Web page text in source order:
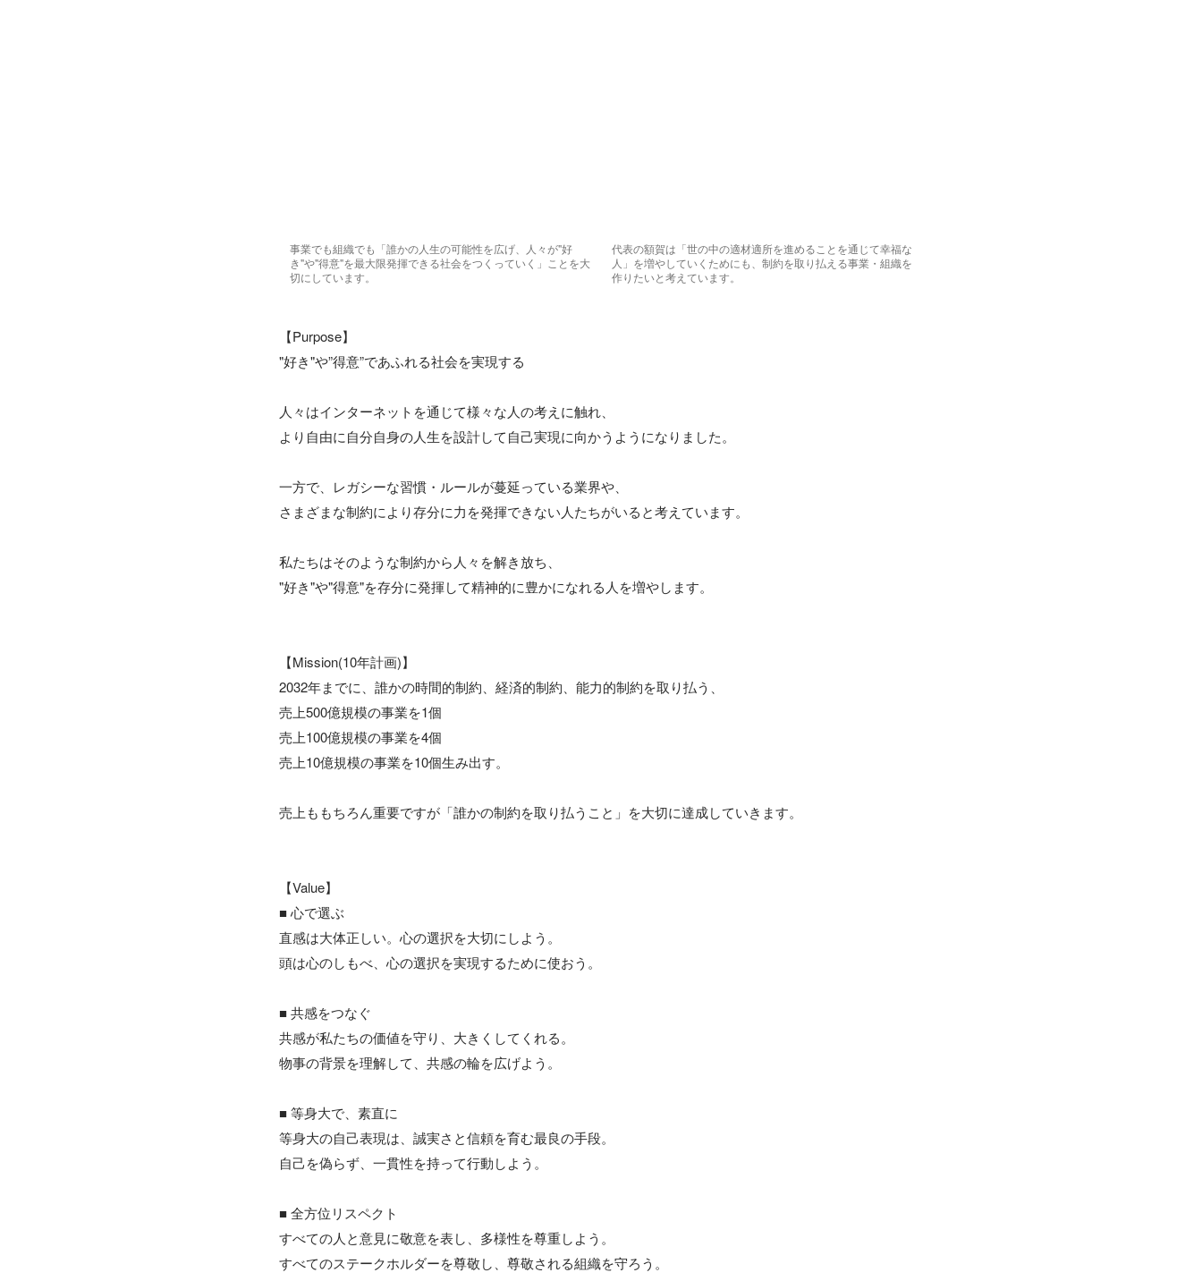
事業でも組織でも「誰かの人生の可能性を広げ、人々が"好
き"や"得意"を最大限発揮できる社会をつくっていく」ことを大
切にしています。
代表の額賀は「世の中の適材適所を進めることを通じて幸福な
人」を増やしていくためにも、制約を取り払える事業・組織を
作りたいと考えています。
【Purpose】
"好き"や”得意”であふれる社会を実現する
人々はインターネットを通じて様々な人の考えに触れ、
より自由に自分自身の人生を設計して自己実現に向かうようになりました。
一方で、レガシーな習慣・ルールが蔓延っている業界や、
さまざまな制約により存分に力を発揮できない人たちがいると考えています。
私たちはそのような制約から人々を解き放ち、
"好き"や"得意"を存分に発揮して精神的に豊かになれる人を増やします。
【Mission(10年計画)】
2032年までに、誰かの時間的制約、経済的制約、能力的制約を取り払う、
売上500億規模の事業を1個
売上100億規模の事業を4個
売上10億規模の事業を10個生み出す。
売上ももちろん重要ですが「誰かの制約を取り払うこと」を大切に達成していきます。
【Value】
■ 心で選ぶ
直感は大体正しい。心の選択を大切にしよう。
頭は心のしもべ、心の選択を実現するために使おう。
■ 共感をつなぐ
共感が私たちの価値を守り、大きくしてくれる。
物事の背景を理解して、共感の輪を広げよう。
■ 等身大で、素直に
等身大の自己表現は、誠実さと信頼を育む最良の手段。
自己を偽らず、一貫性を持って行動しよう。
■ 全方位リスペクト
すべての人と意見に敬意を表し、多様性を尊重しよう。
すべてのステークホルダーを尊敬し、尊敬される組織を守ろう。